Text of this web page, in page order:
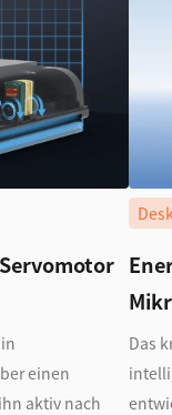
einen
aktiv nach
Das